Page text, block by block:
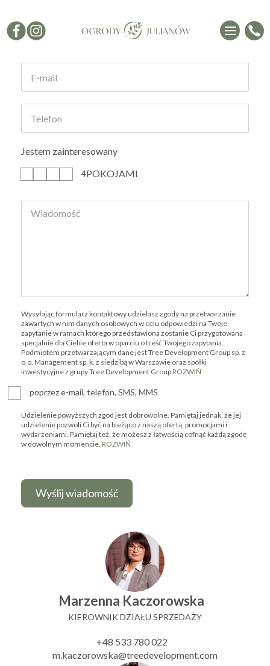
Jestem zainteresowany
4POKOJAMI
Wysyłając formularz kontaktowy udzielasz zgody na przetwarzanie
zawartych w nim danych osobowych w celu odpowiedzi na Twoje
zapytanie w ramach którego przedstawiona zostanie Ci przygotowana
specjalnie dla Ciebie oferta w oparciu o treść Twojego zapytania.
Podmiotem przetwarzającym dane jest Tree Development Group sp. z
o.o. Management sp. k. z siedzibą w Warszawie oraz spółki
inwestycyjne z grupy Tree Development Group ROZWIŃ
poprzez e-mail, telefon, SMS, MMS
Udzielenie powyższych zgód jest dobrowolne. Pamiętaj jednak, że jej
udzielenie pozwoli Ci być na bieżąco z naszą ofertą, promocjami i
wydarzeniami. Pamiętaj też, że możesz z łatwością cofnąć każdą zgodę
w dowolnym momencie. ROZWIŃ
Marzenna Kaczorowska
KIEROWNIK DZIAŁU SPRZEDAŻY
+48 533 780 022
m.kaczorowska@treedevelopment.com